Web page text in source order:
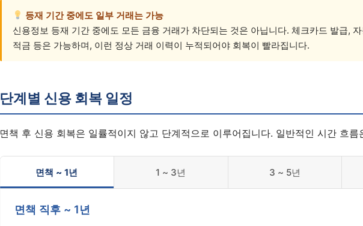
등재 기간 중에도 일부 거래는 가능
신용정보 등재 기간 중에도 모든 금융 거래가 차단되는 것은 아닙니다. 체크카드 발급,
적금 등은 가능하며, 이런 정상 거래 이력이 누적되어야 회복이 빨라집니다.
단계별 신용 회복 일정
면책 후 신용 회복은 일률적이지 않고 단계적으로 이루어집니다. 일반적인 시간 흐름
면책 ~ 1년 1 ~ 3년 3 ~ 5년
면책 직후 ~ 1년